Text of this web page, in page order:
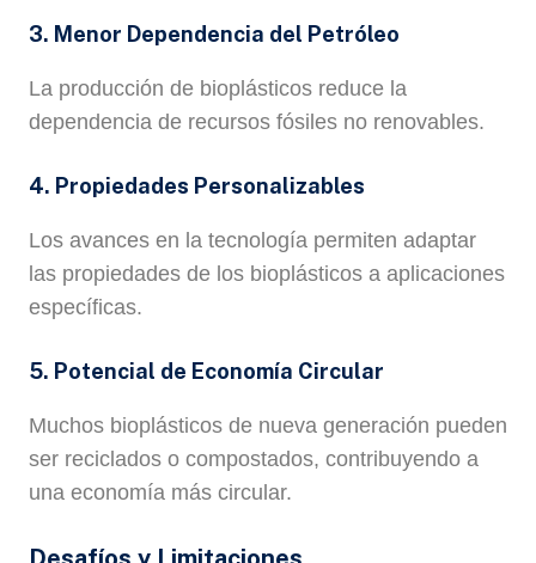
3. Menor Dependencia del Petróleo
La producción de bioplásticos reduce la
dependencia de recursos fósiles no renovables.
4. Propiedades Personalizables
Los avances en la tecnología permiten adaptar
las propiedades de los bioplásticos a aplicaciones
específicas.
5. Potencial de Economía Circular
Muchos bioplásticos de nueva generación pueden
ser reciclados o compostados, contribuyendo a
una economía más circular.